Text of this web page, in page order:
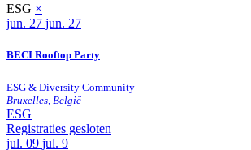
ESG ×
jun. 27 jun. 27
BECI Rooftop Party
ESG & Diversity Community
Bruxelles België
ESG
Registraties gesloten
jul. 09 jul. 9